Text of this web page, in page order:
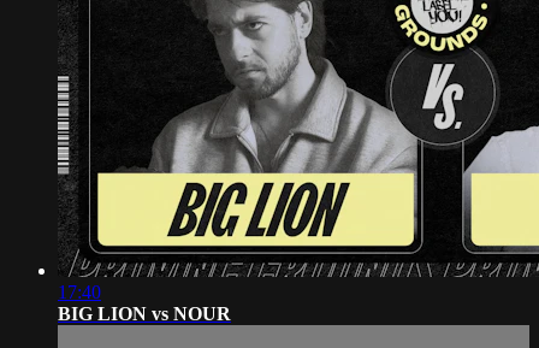
17:40
BIG LION vs NOUR